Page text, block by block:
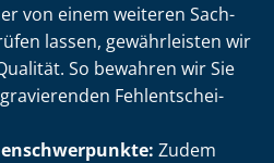
von einem weiteren Sach­
lassen, gewährleisten wir
So bewahren wir Sie
Fehl­ent­schei­
Zudem